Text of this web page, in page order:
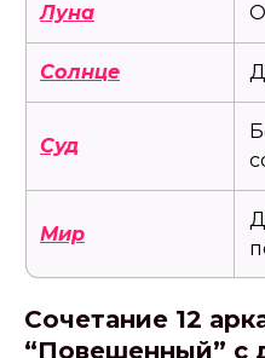
Луна
Солнце
Суд
Мир
Сочетание 12
“Повешенный” с